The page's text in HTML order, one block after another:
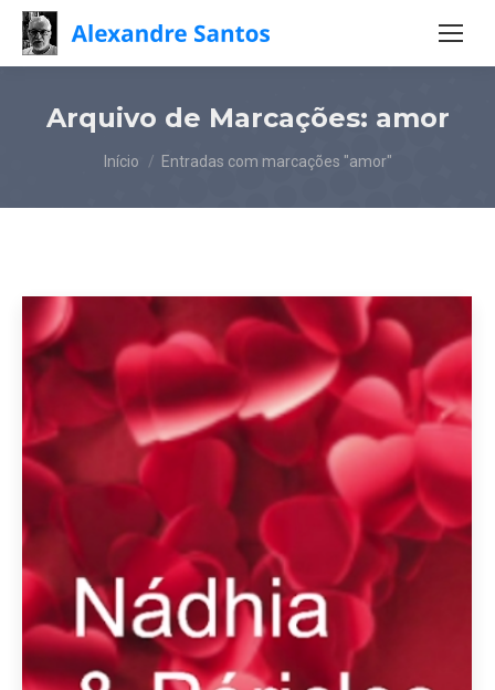
Arquivo de Marcações: amor
Você está aqui:
Início Entradas com marcações "amor"